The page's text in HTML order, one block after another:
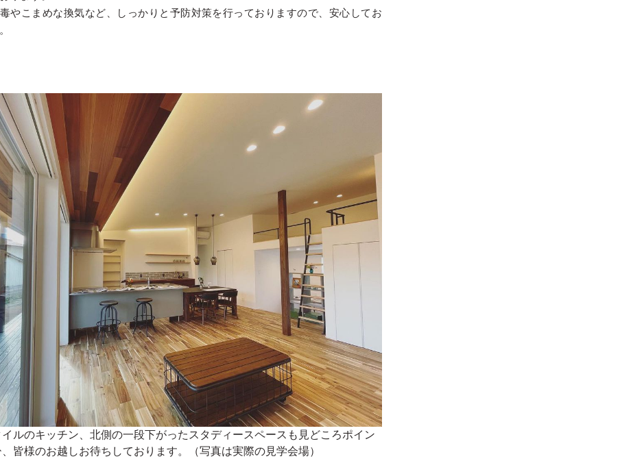
やこまめな換気など、しっかりと予防対策を行っておりますので、安心してお
ルのキッチン、北側の一段下がったスタディースペースも見どころポイン
、皆様のお越しお待ちしております。（写真は実際の見学会場）